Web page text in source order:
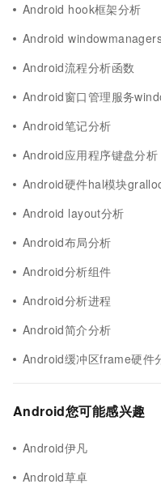
Android hook框架分析
Android
Android流程分析函数
Android窗口管理服务
Android笔记分析
Android应用程序键盘分析
Android硬件hal模块
Android layout分析
Android布局分析
Android分析组件
Android分析进程
Android简介分析
Android缓冲区frame硬件
Android您可能感兴趣
Android伊凡
Android草卓